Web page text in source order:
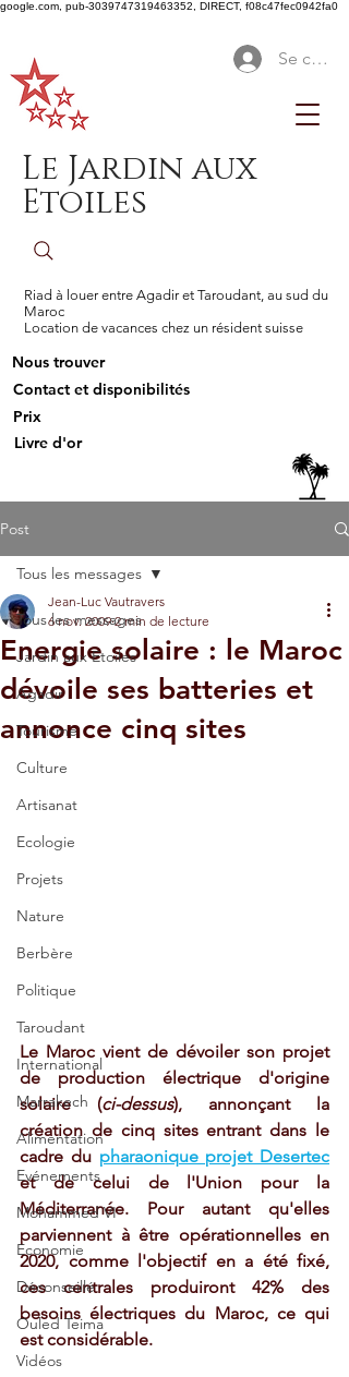
google.com, pub-3039747319463352, DIRECT, f08c47fec0942fa0
Se
Le Jardin aux
Etoiles
Riad à louer entre Agadir et Taroudant, au sud du
Maroc
Location de vacances chez un résident suisse
Nous trouver
Contact et disponibilités
Prix
Livre d'or
Post
Tous les messages
Jardin aux Etoiles
Agadir
Tourisme
Culture
Artisanat
Ecologie
Projets
Nature
Berbère
Politique
Taroudant
International
Marrakech
Alimentation
Evénements
Mohammed VI
Economie
Déconseillé
Ouled Teima
Vidéos
Tous les messages
Energie solaire : le Maroc
dévoile ses batteries et
annonce cinq sites
Jean-Luc Vautravers
6 nov. 2009 2 min de lecture
Le Maroc vient de dévoiler son projet
de production électrique d'origine
solaire (ci-dessus), annonçant la
création de cinq sites entrant dans le
cadre du pharaonique projet Desertec
et de celui de l'Union pour la
Méditerranée. Pour autant qu'elles
parviennent à être opérationnelles en
2020, comme l'objectif en a été fixé,
ces centrales produiront 42% des
besoins électriques du Maroc, ce qui
est considérable.